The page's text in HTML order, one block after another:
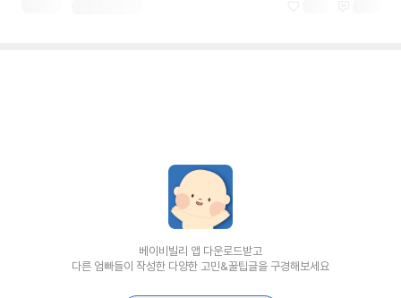
베이비빌리 앱 다운로드받고
다른 엄빠들이 작성한 다양한 고민&꿀팁글을 구경해보세요